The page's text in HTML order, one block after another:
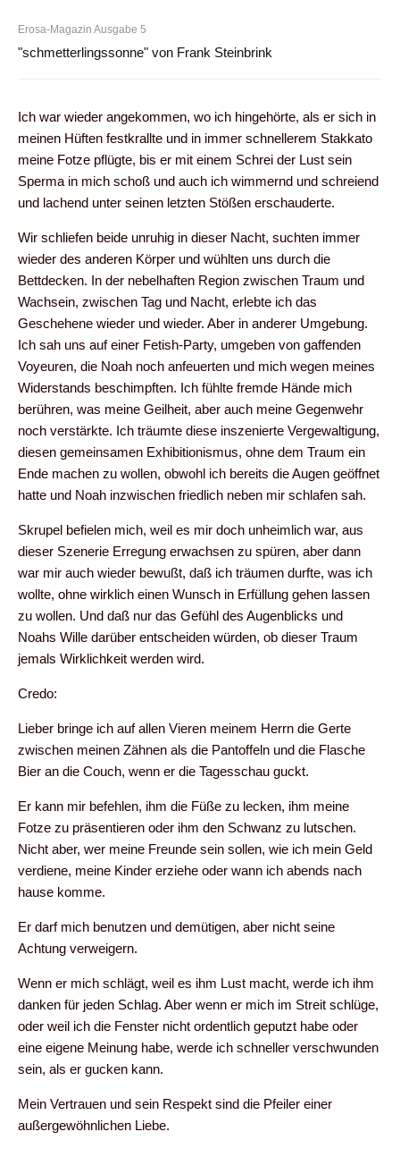
Erosa-Magazin Ausgabe 5
"schmetterlingssonne" von Frank Steinbrink
Ich war wieder angekommen, wo ich hingehörte, als er sich in
meinen Hüften festkrallte und in immer schnellerem Stakkato
meine Fotze pflügte, bis er mit einem Schrei der Lust sein
Sperma in mich schoß und auch ich wimmernd und schreiend
und lachend unter seinen letzten Stößen erschauderte.
Wir schliefen beide unruhig in dieser Nacht, suchten immer
wieder des anderen Körper und wühlten uns durch die
Bettdecken. In der nebelhaften Region zwischen Traum und
Wachsein, zwischen Tag und Nacht, erlebte ich das
Geschehene wieder und wieder. Aber in anderer Umgebung.
Ich sah uns auf einer Fetish-Party, umgeben von gaffenden
Voyeuren, die Noah noch anfeuerten und mich wegen meines
Widerstands beschimpften. Ich fühlte fremde Hände mich
berühren, was meine Geilheit, aber auch meine Gegenwehr
noch verstärkte. Ich träumte diese inszenierte Vergewaltigung,
diesen gemeinsamen Exhibitionismus, ohne dem Traum ein
Ende machen zu wollen, obwohl ich bereits die Augen geöffnet
hatte und Noah inzwischen friedlich neben mir schlafen sah.
Skrupel befielen mich, weil es mir doch unheimlich war, aus
dieser Szenerie Erregung erwachsen zu spüren, aber dann
war mir auch wieder bewußt, daß ich träumen durfte, was ich
wollte, ohne wirklich einen Wunsch in Erfüllung gehen lassen
zu wollen. Und daß nur das Gefühl des Augenblicks und
Noahs Wille darüber entscheiden würden, ob dieser Traum
jemals Wirklichkeit werden wird.
Credo:
Lieber bringe ich auf allen Vieren meinem Herrn die Gerte
zwischen meinen Zähnen als die Pantoffeln und die Flasche
Bier an die Couch, wenn er die Tagesschau guckt.
Er kann mir befehlen, ihm die Füße zu lecken, ihm meine
Fotze zu präsentieren oder ihm den Schwanz zu lutschen.
Nicht aber, wer meine Freunde sein sollen, wie ich mein Geld
verdiene, meine Kinder erziehe oder wann ich abends nach
hause komme.
Er darf mich benutzen und demütigen, aber nicht seine
Achtung verweigern.
Wenn er mich schlägt, weil es ihm Lust macht, werde ich ihm
danken für jeden Schlag. Aber wenn er mich im Streit schlüge,
oder weil ich die Fenster nicht ordentlich geputzt habe oder
eine eigene Meinung habe, werde ich schneller verschwunden
sein, als er gucken kann.
Mein Vertrauen und sein Respekt sind die Pfeiler einer
außergewöhnlichen Liebe.